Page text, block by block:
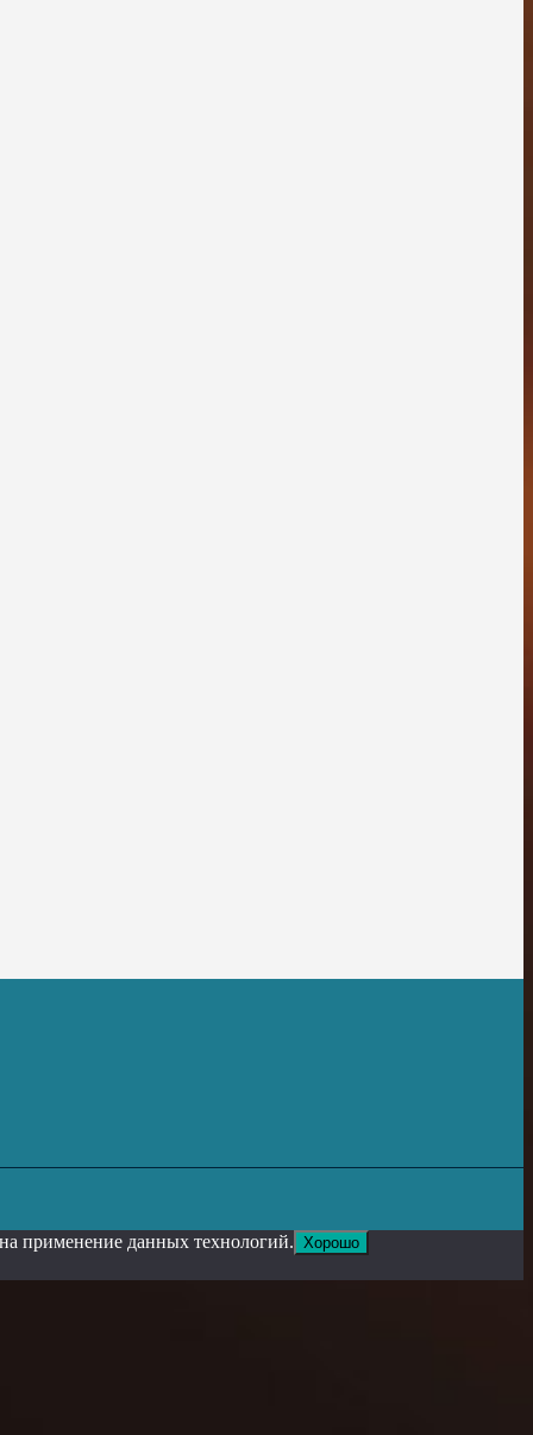
применение данных технологий. Хорошо